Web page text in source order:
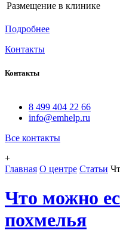
Размещение в клинике
Подробнее
Контакты
Контакты
8 499 404 22 66
info@emhelp.ru
Все контакты
+
Главная О центре Статьи
Что можно
похмелья